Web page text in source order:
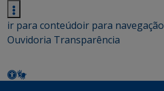
ir para conteúdoir para navegação
Ouvidoria Transparência